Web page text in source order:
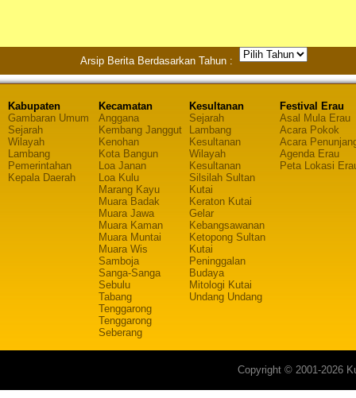
Arsip Berita Berdasarkan Tahun :
Kabupaten
Gambaran Umum
Sejarah
Wilayah
Lambang
Pemerintahan
Kepala Daerah
Kecamatan
Anggana
Kembang Janggut
Kenohan
Kota Bangun
Loa Janan
Loa Kulu
Marang Kayu
Muara Badak
Muara Jawa
Muara Kaman
Muara Muntai
Muara Wis
Samboja
Sanga-Sanga
Sebulu
Tabang
Tenggarong
Tenggarong
Seberang
Kesultanan
Sejarah
Lambang
Kesultanan
Wilayah
Kesultanan
Silsilah Sultan
Kutai
Keraton Kutai
Gelar
Kebangsawanan
Ketopong Sultan
Kutai
Peninggalan
Budaya
Mitologi Kutai
Undang Undang
Festival Erau
Asal Mula Erau
Acara Pokok
Acara
Agenda Erau
Peta Lokasi
Copyright © 2001-2026